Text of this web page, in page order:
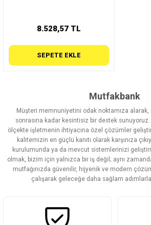
8.528,57 TL
SEPETE EKLE
Mutfakbank
Müşteri memnuniyetini odak noktamıza alarak,
sonrasına kadar kesintisiz bir destek
ölçekte işletmenin ihtiyacına özel çözümler
kalitemizin en güçlü kanıtı olarak karşınıza
kurulumunda ya da mevcut sistemlerinizi
olmak, bizim için yalnızca bir iş değil; aynı
mutfağınızda güvenilir, hijyenik ve modern
çalışarak geleceğe daha sağlam